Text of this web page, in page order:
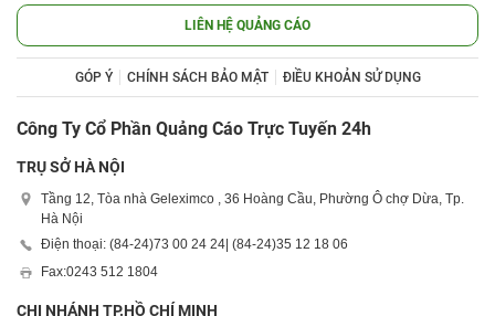
LIÊN HỆ QUẢNG CÁO
GÓP Ý CHÍNH SÁCH BẢO MẬT ĐIỀU KHOẢN SỬ DỤNG
Công Ty Cổ Phần Quảng Cáo Trực Tuyến 24h
TRỤ SỞ HÀ NỘI
Tầng 12, Tòa nhà Geleximco , 36 Hoàng Cầu, Phường Ô chợ Dừa, Tp.
Hà Nội
Điện thoại: (84-24)73 00 24 24| (84-24)35 12 18 06
Fax:0243 512 1804
CHI NHÁNH TP.HỒ CHÍ MINH